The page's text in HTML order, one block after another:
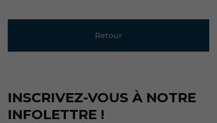
Retour
INSCRIVEZ-VOUS À NOTRE
INFOLETTRE !